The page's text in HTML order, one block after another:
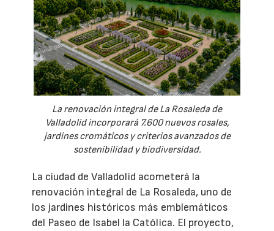
La renovación integral de La Rosaleda de
Valladolid incorporará 7.600 nuevos rosales,
jardines cromáticos y criterios avanzados de
sostenibilidad y biodiversidad.
La ciudad de Valladolid acometerá la
renovación integral de La Rosaleda, uno de
los jardines históricos más emblemáticos
del Paseo de Isabel la Católica. El proyecto,